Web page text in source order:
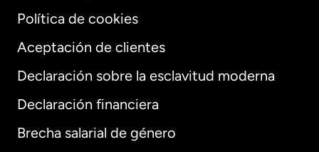
Política de cookies
Aceptación de clientes
Declaración sobre la esclavitud moderna
Declaración financiera
Brecha salarial de género
Internacional English